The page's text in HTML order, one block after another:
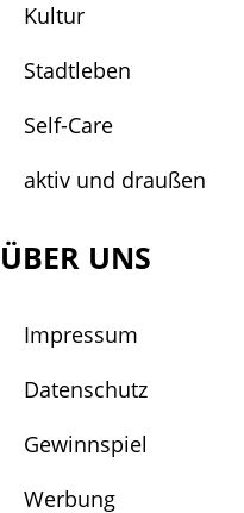
Kultur
Stadtleben
Self-Care
aktiv und draußen
ÜBER UNS
Impressum
Datenschutz
Gewinnspiel
Werbung